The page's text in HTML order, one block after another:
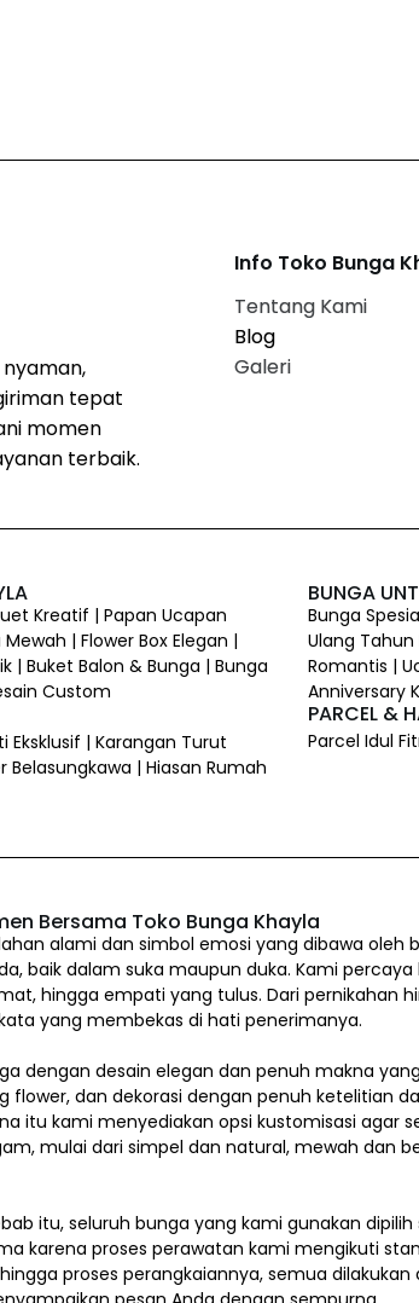
tepat
momen
terbaik.
Info Toko Bunga
Tentang Kami
Blog
Galeri
Kreatif | Papan Ucapan
| Flower Box Elegan |
| Buket Balon & Bunga | Bunga
Custom
Eksklusif | Karangan Turut
Belasungkawa | Hiasan Rumah
BUNGA
Bunga
Ulang
Romantis |
Anniversary
PARCEL &
Parcel Idul
Bersama Toko Bunga Khayla
alami dan simbol emosi yang dibawa oleh
baik dalam suka maupun duka. Kami
hingga empati yang tulus. Dari pernikahan
yang membekas di hati penerimanya.
dengan desain elegan dan penuh makna
dan dekorasi dengan penuh ketelitian
itu kami menyediakan opsi kustomisasi agar
mulai dari simpel dan natural, mewah dan
itu, seluruh bunga yang kami gunakan
karena proses perawatan kami mengikuti
proses perangkaiannya, semua